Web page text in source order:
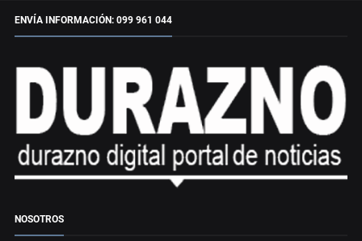
ENVÍA INFORMACIÓN: 099 961 044
NOSOTROS